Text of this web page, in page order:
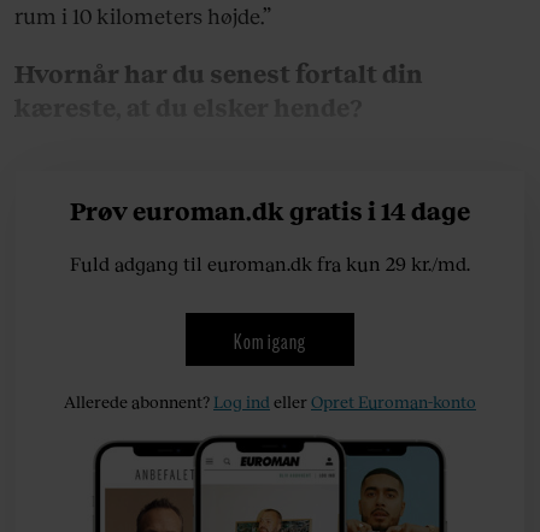
rum i 10 kilometers højde.”
Hvornår har du senest fortalt din
kæreste, at du elsker hende?
Prøv euroman.dk gratis i 14 dage
Fuld adgang til euroman.dk fra kun 29 kr./md.
Kom igang
Allerede abonnent? Log ind ellerOpret Euroman-konto